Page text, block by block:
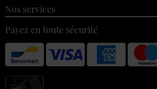
Nos services
Payez en toute sécurité